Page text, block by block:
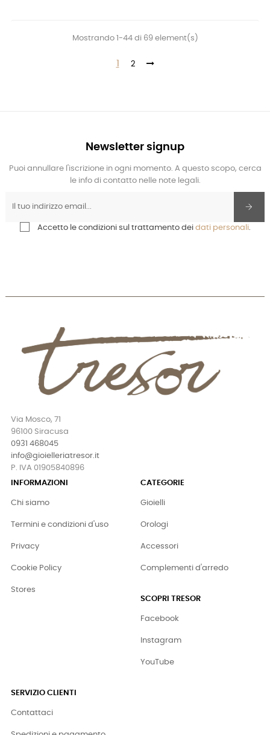
Mostrando 1-44 di 69 element(s)
1 2
Newsletter signup
Puoi annullare l'iscrizione in ogni momento. A questo scopo, cerca
le info di contatto nelle note legali.
Accetto le condizioni sul trattamento dei dati personali.
Via Mosco, 71
96100 Siracusa
0931 468045
info@gioielleriatresor.it
P. IVA 01905840896
INFORMAZIONI
Chi siamo
Termini e condizioni d'uso
Privacy
Cookie Policy
Stores
CATEGORIE
Gioielli
Orologi
Accessori
Complementi d'arredo
SCOPRI TRESOR
Facebook
Instagram
YouTube
SERVIZIO CLIENTI
Contattaci